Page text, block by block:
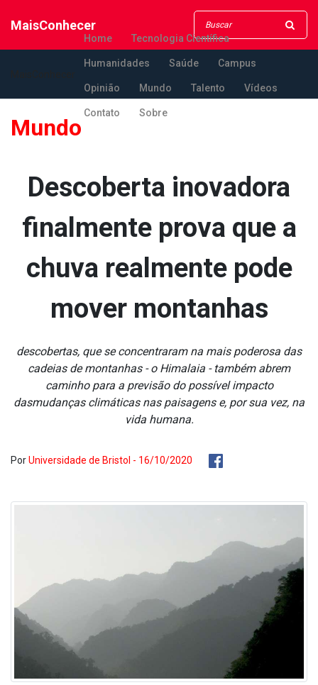
MaisConhecer
Home Tecnologia Científica
Humanidades Saúde Campus
Opinião Mundo Talento Vídeos
Contato Sobre
Mundo
Descoberta inovadora
finalmente prova que a
chuva realmente pode
mover montanhas
descobertas, que se concentraram na mais poderosa das
cadeias de montanhas - o Himalaia - também abrem
caminho para a previsão do possí­vel impacto
dasmudanças climáticas nas paisagens e, por sua vez, na
vida humana.
PorUniversidade de Bristol - 16/10/2020